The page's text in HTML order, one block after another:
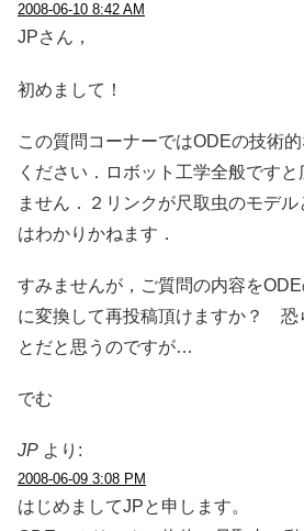
2008-06-10 8:42 AM
JPさん，
初めまして！
この質問コーナーではODEの技術
ください．ロボット工学全般ですと
ません．２リンクが尺取虫のモデ
はわかりかねます．
すみませんが，ご質問の内容を
に変換して再投稿頂けますか？ 恐
とだと思うのですが…
でむ
JP より:
2008-06-09 3:08 PM
はじめましてJPと申します。